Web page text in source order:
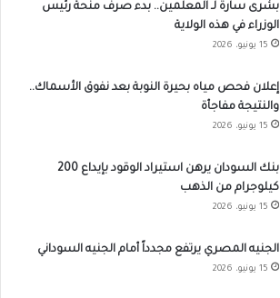
بشرى سارة لـ المعلمين.. بدء صرف منحة رئيس
الوزراء في هذه الولاية
15 يونيو، 2026
إعلان فحص مياه بحيرة النوبة بعد نفوق الأسماك..
والنتيجة مفاجأة
15 يونيو، 2026
بنك السودان يرهن استيراد الوقود بإيداع 200
كيلوجرام من الذهب
15 يونيو، 2026
الجنيه المصري يرتفع مجدداً أمام الجنيه السوداني
15 يونيو، 2026